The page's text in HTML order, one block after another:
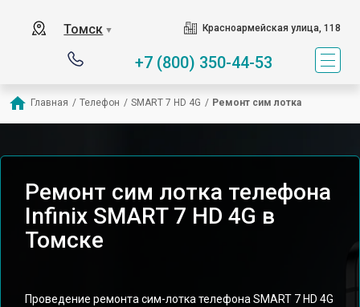
Томск ▼ Красноармейская улица, 118
+7 (800) 350-44-53
Главная / Телефон / SMART 7 HD 4G / Ремонт сим лотка
Ремонт сим лотка телефона
Infinix SMART 7 HD 4G в
Томске
Проведение ремонта сим-лотка телефона SMART 7 HD 4G